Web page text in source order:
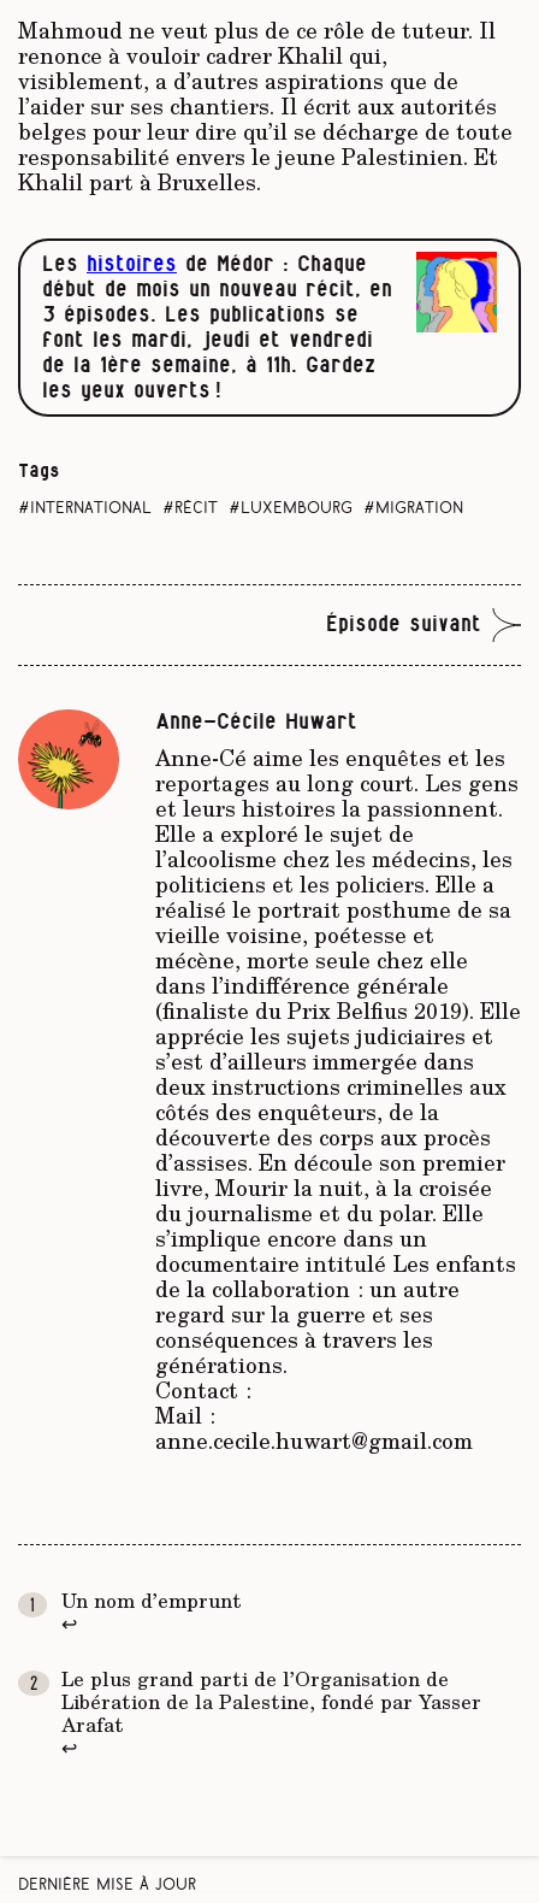
Mahmoud ne veut plus de ce rôle de tuteur. Il
renonce à vouloir cadrer Khalil qui,
visiblement, a d’autres aspirations que de
l’aider sur ses chantiers. Il écrit aux autorités
belges pour leur dire qu’il se décharge de toute
responsabilité envers le jeune Palestinien. Et
Khalil part à Bruxelles.
Les histoires de Médor : Chaque
début de mois un nouveau récit, en
3 épisodes. Les publications se
font les mardi, jeudi et vendredi
de la 1ère semaine, à 11h. Gardez
les yeux ouverts !
Tags
international récit Luxembourg migration
Épisode suivant
Anne-Cécile Huwart
Anne-Cé aime les enquêtes et les
reportages au long court. Les gens
et leurs histoires la passionnent.
Elle a exploré le sujet de
l’alcoolisme chez les médecins, les
politiciens et les policiers. Elle a
réalisé le portrait posthume de sa
vieille voisine, poétesse et
mécène, morte seule chez elle
dans l’indifférence générale
(finaliste du Prix Belfius 2019). Elle
apprécie les sujets judiciaires et
s’est d’ailleurs immergée dans
deux instructions criminelles aux
côtés des enquêteurs, de la
découverte des corps aux procès
d’assises. En découle son premier
livre, Mourir la nuit, à la croisée
du journalisme et du polar. Elle
s’implique encore dans un
documentaire intitulé Les enfants
de la collaboration: un autre
regard sur la guerre et ses
conséquences à travers les
générations.
Contact :
Mail :
anne.cecile.huwart@gmail.com
Un nom d’emprunt
↩
Le plus grand parti de l’Organisation de
Libération de la Palestine, fondé par Yasser
Arafat
↩
Dernière mise à jour